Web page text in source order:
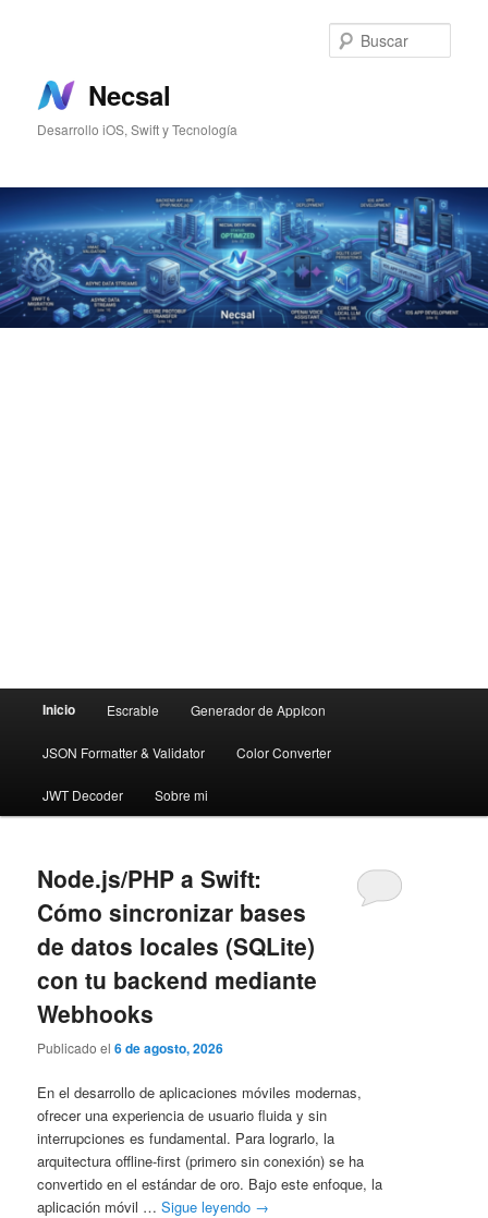
principal
secundario
Necsal
Desarrollo iOS, Swift y Tecnología
Inicio Escrable Generador de AppIcon
JSON Formatter & Validator Color Converter
JWT Decoder Sobre mi
Node.js/PHP a Swift:
Cómo sincronizar bases
de datos locales (SQLite)
con tu backend mediante
Webhooks
Publicado el6 de agosto, 2026
En el desarrollo de aplicaciones móviles modernas,
ofrecer una experiencia de usuario fluida y sin
interrupciones es fundamental. Para lograrlo, la
arquitectura offline-first (primero sin conexión) se ha
convertido en el estándar de oro. Bajo este enfoque, la
aplicación móvil …Sigue leyendo →